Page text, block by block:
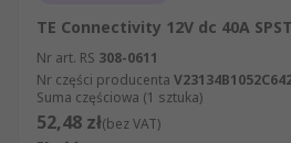
TE Connectivity 12V dc 40A SPST
Nr art. RS 308-0611
Nr części producenta
Suma częściowa (1 sztuka)
52,48 zł(bez VAT)